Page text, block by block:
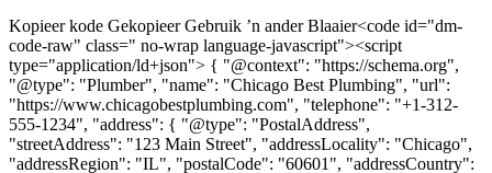
Kopieer kode Gekopieer Gebruik ’n ander Blaaier<code id="dm-
code-raw" class=" no-wrap language-javascript"><script
type="application/ld+json"> { "@context": "https://schema.org",
"@type": "Plumber", "name": "Chicago Best Plumbing", "url":
"https://www.chicagobestplumbing.com", "telephone": "+1-312-
555-1234", "address": { "@type": "PostalAddress",
"streetAddress": "123 Main Street", "addressLocality": "Chicago",
"addressRegion": "IL", "postalCode": "60601", "addressCountry":